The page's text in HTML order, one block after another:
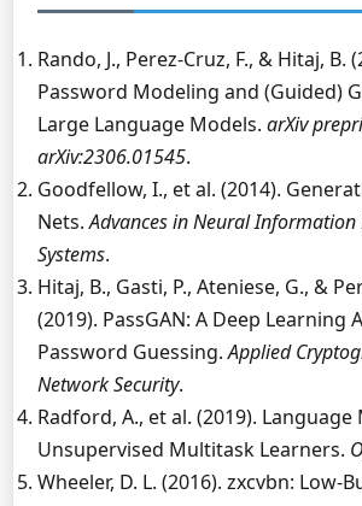
Rando, J., Perez-Cruz, F., & Hitaj, B.
Password Modeling and (Guided)
Large Language Models. arXiv
arXiv:2306.01545.
Goodfellow, I., et al. (2014).
Nets.Advances in Neural Information
Systems.
Hitaj, B., Gasti, P., Ateniese, G., &
(2019). PassGAN: A Deep Learning
Password Guessing.Applied
Network Security.
Radford, A., et al. (2019).
Unsupervised Multitask Learners.
Wheeler, D. L. (2016). zxcvbn: Low-